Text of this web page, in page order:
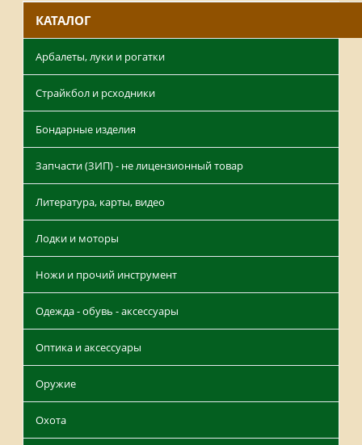
КАТАЛОГ
Арбалеты, луки и рогатки
Страйкбол и рсходники
Бондарные изделия
Запчасти (ЗИП) - не лицензионный товар
Литература, карты, видео
Лодки и моторы
Ножи и прочий инструмент
Одежда - обувь - аксессуары
Оптика и аксессуары
Оружие
Охота